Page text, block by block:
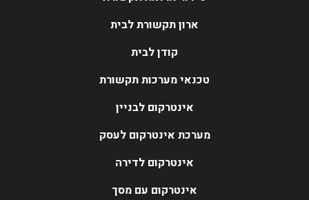
ארון תקשורת לבית
קודן לבית
טכנאי מערכות תקשורת
אינטרקום לבניין
מערכת אינטרקום לעסק
אינטרקום לדירה
אינטרקום עם מסך